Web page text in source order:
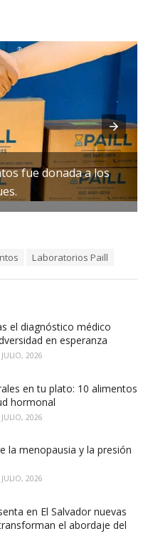
fue donada a los
Laboratorios Paill
el diagnóstico médico
en esperanza
2026
en tu plato: 10 alimentos
hormonal
2026
la menopausia y la presión
2026
en El Salvador nuevas
el abordaje del